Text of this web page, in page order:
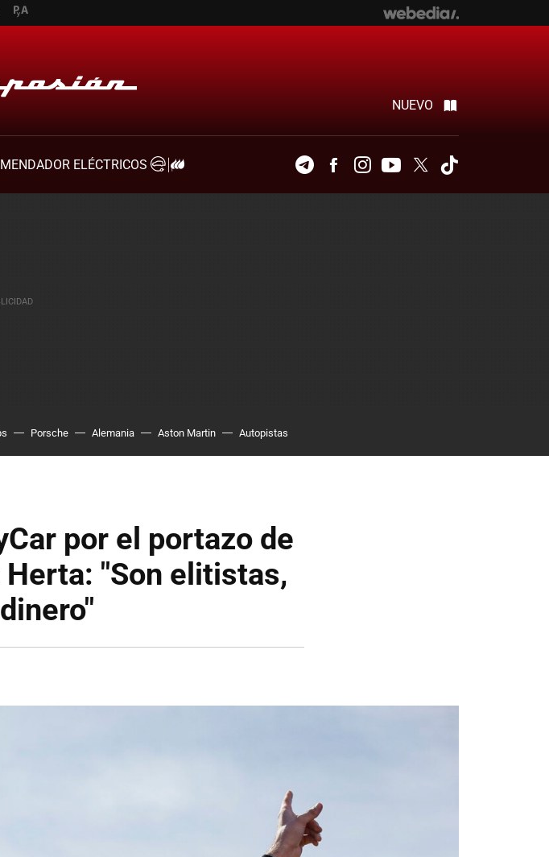
NUEVO
ELÉCTRICOS
TelegramFacebookInstagramYoutubeTwitter
Porsche Alemania Aston Martin Autopistas
por el portazo de
Herta: "Son elitistas,